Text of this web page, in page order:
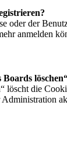
oder der
anmelden
Boards
löscht die
Administration